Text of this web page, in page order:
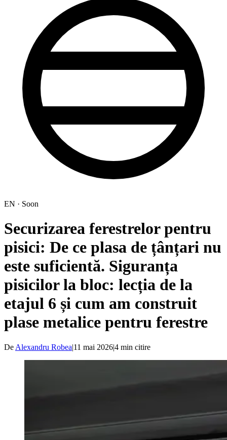
EN · Soon
Securizarea ferestrelor pentru
pisici: De ce plasa de țânțari nu
este suficientă. Siguranța
pisicilor la bloc: lecția de la
etajul 6 și cum am construit
plase metalice pentru ferestre
De Alexandru Robea|11 mai 2026|4 min citire